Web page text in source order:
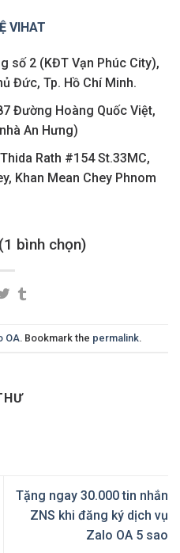
VIHAT
số 2 (KĐT Vạn Phúc City),
Đức, Tp. Hồ Chí Minh.
Đường Hoàng Quốc Việt,
An Hưng)
Rath #154 St.33MC,
Khan Mean Chey Phnom
bình chọn)
OA. Bookmark the permalink.
Tặng ngay 30.000 tin nhắn
ZNS khi đăng ký dịch vụ
Zalo OA 5 sao